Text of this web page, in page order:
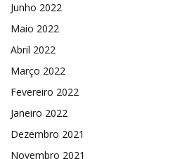
Junho 2022
Maio 2022
Abril 2022
Março 2022
Fevereiro 2022
Janeiro 2022
Dezembro 2021
Novembro 2021